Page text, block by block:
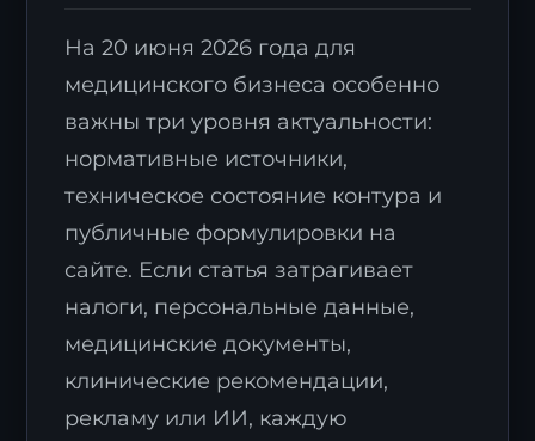
На 20 июня 2026 года для
медицинского бизнеса особенно
важны три уровня актуальности:
нормативные источники,
техническое состояние контура и
публичные формулировки на
сайте. Если статья затрагивает
налоги, персональные данные,
медицинские документы,
клинические рекомендации,
рекламу или ИИ, каждую